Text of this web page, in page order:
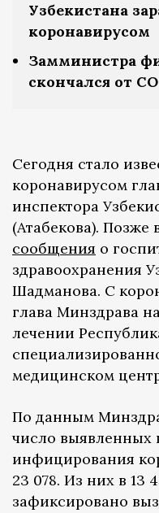
Узбекистана
коронавирусом
Замминистра
скончался от
Сегодня стало
коронавирусом
инспектора
(Атабекова).
сообщения о
здравоохранения
Шадманова. С
глава Минздрава
лечении
медицинском
По данным
число выявленных
инфицирования
23 078. Из них в 13
зафиксировано